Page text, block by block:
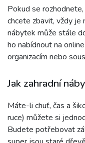
Pokud se
chcete zbavit, vždy je
nábytek může stále
ho nabídnout na
organizacím nebo
Jak zahradní
Máte-li chuť, čas a
ruce) můžete si
Budete potřebovat